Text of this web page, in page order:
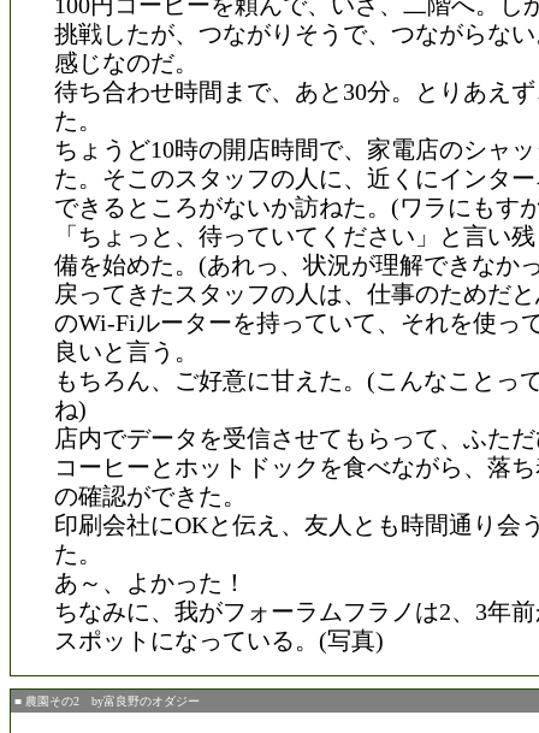
挑戦したが、つながりそうで、つながらな
感じなのだ。
待ち合わせ時間まで、あと30分。とりあえ
た。
ちょうど10時の開店時間で、家電店のシャ
た。そこのスタッフの人に、近くにインタ
できるところがないか訪ねた。(ワラにもす
「ちょっと、待っていてください」と言い
備を始めた。(あれっ、状況が理解できなか
戻ってきたスタッフの人は、仕事のためだ
のWi-Fiルーターを持っていて、それを使っ
良いと言う。
もちろん、ご好意に甘えた。(こんなことっ
ね)
店内でデータを受信させてもらって、ふた
コーヒーとホットドックを食べながら、落
の確認ができた。
印刷会社にOKと伝え、友人とも時間通り会
た。
あ～、よかった！
ちなみに、我がフォーラムフラノは2、3年
スポットになっている。(写真)
■ 農園その2 by富良野のオダジー